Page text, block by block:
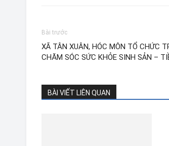
Bài trước
XÃ TÂN XUÂN, HÓC MÔN TỔ CHỨC
CHĂM SÓC SỨC KHỎE SINH SẢN –
BÀI VIẾT LIÊN QUAN